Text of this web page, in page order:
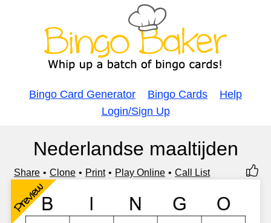
Bingo Card Generator Bingo Cards
Help
Login/Sign Up
Nederlandse maaltijden
Share Clone Print Play Online Call List
Preview